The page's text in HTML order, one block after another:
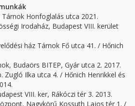
Honfoglalás utca 2021.
Irodaház, Budapest VIII. kerület
ház Tárnok Fő utca 41. / Hőnich
Budaörs BITEP, Gyár utca 2. 2017.
Zugló Ilka utca 4. / Hőnich Henrikkel és
VIII. ker, Rákóczi tér 3. 2013.
Nagykörű Kossuth Lajos tér 1. /